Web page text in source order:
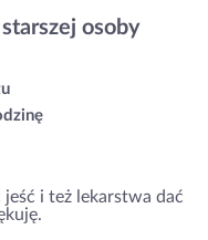
osoby
i też lekarstwa dać